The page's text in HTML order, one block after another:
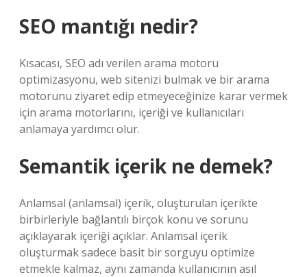
SEO mantığı nedir?
Kısacası, SEO adı verilen arama motoru
optimizasyonu, web sitenizi bulmak ve bir arama
motorunu ziyaret edip etmeyeceğinize karar vermek
için arama motorlarını, içeriği ve kullanıcıları
anlamaya yardımcı olur.
Semantik içerik ne demek?
Anlamsal (anlamsal) içerik, oluşturulan içerikte
birbirleriyle bağlantılı birçok konu ve sorunu
açıklayarak içeriği açıklar. Anlamsal içerik
oluşturmak sadece basit bir sorguyu optimize
etmekle kalmaz, aynı zamanda kullanıcının asıl